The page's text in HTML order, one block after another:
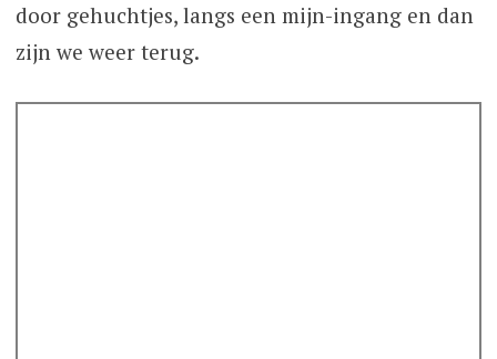
door gehuchtjes, langs een mijn-ingang en dan
zijn we weer terug.